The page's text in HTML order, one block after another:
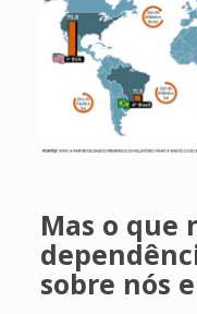
Mas o que
sobre nós